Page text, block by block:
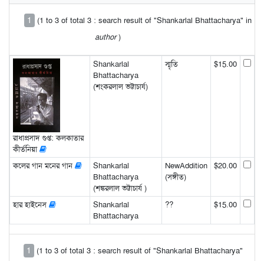
1
(1 to 3 of total 3 : search result of "Shankarlal Bhattacharya" in
author)
রাধাপ্রসাদ গুপ্ত: কলকাতার
কীর্তনিয়া
Shankarlal
Bhattacharya
(শংকরলাল ভট্টাচার্য)
স্মৃতি $15.00
কলের গান মনের গান
Shankarlal
Bhattacharya
(শঙ্করলাল ভট্টাচার্য )
NewAddition
(সঙ্গীত)
$20.00
হার হাইনেস
Shankarlal
Bhattacharya
?? $15.00
1
(1 to 3 of total 3 : search result of "Shankarlal Bhattacharya"